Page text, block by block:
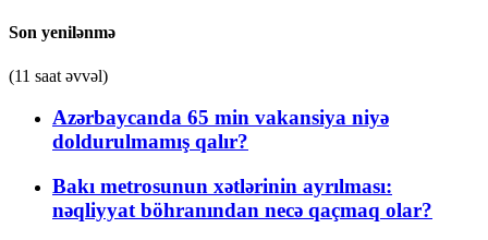
Son yenilənmə
(11 saat əvvəl)
Azərbaycanda 65 min vakansiya niyə
doldurulmamış qalır?
Bakı metrosunun xətlərinin ayrılması:
nəqliyyat böhranından necə qaçmaq olar?